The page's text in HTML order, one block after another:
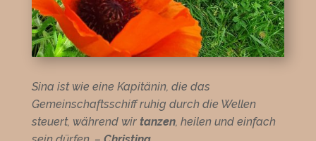
Sina ist wie eine Kapitänin, die das
Gemeinschaftsschiff ruhig durch die Wellen
steuert, während wir tanzen, heilen und einfach